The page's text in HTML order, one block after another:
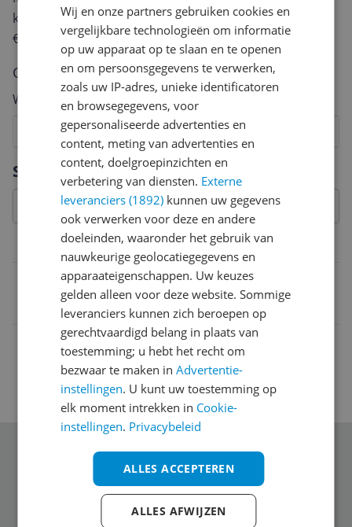
Specificaties
Belangrijkste kenmerken
8005610605814
keuze te maken én maak je iedere maand kans op
€250,-!
Klik hier voor de actievoorwaarden.
Cijfer
Welk cijfer geef jij dit product?
7
6
5
4
3
2
Vraag 1 van 4
Schrijf je in voor onze nieuwsbrief
Wij en onze partners gebruiken cookies en
vergelijkbare technologieën om informatie
op uw apparaat op te slaan en te openen
en om persoonsgegevens te verwerken,
zoals uw IP-adres, unieke identificatoren
en browsegegevens, voor
gepersonaliseerde advertenties en
content, meting van advertenties en
content, doelgroepinzichten en
verbetering van diensten. Externe
leveranciers (1892) kunnen uw gegevens
ook verwerken voor deze en andere
doeleinden, waaronder het gebruik van
nauwkeurige geolocatiegegevens en
apparaateigenschappen. Uw keuzes
gelden alleen voor deze website. Sommige
leveranciers kunnen zich beroepen op
gerechtvaardigd belang in plaats van
toestemming; u hebt het recht om
bezwaar te maken inAdvertentie-
instellingen. U kunt uw toestemming op
elk moment intrekken in Cookie-
instellingen. Privacybeleid
ALLES ACCEPTEREN
ALLES AFWIJZEN